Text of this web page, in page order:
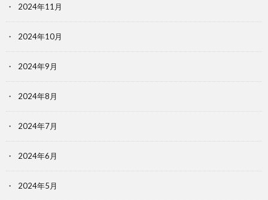
2024年11月
2024年10月
2024年9月
2024年8月
2024年7月
2024年6月
2024年5月